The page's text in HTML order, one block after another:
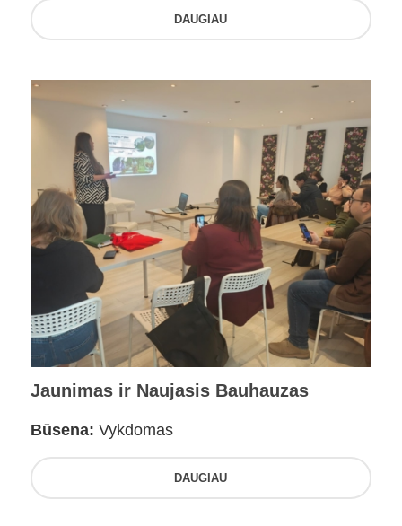
DAUGIAU
Jaunimas ir Naujasis Bauhauzas
Būsena: Vykdomas
DAUGIAU